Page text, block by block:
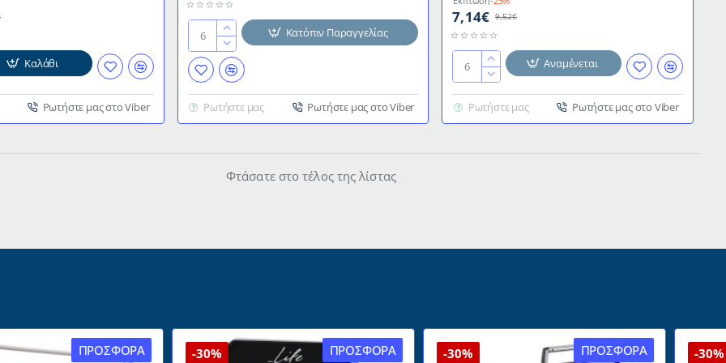
Καλάθι
Ρωτήστε μας στο Viber
Κούπα
καφέ
Deline
Stoneware
χωρητικότητας
480ml
Κατόπιν Παραγγελίας
Ρωτήστε μας Ρωτήστε μας στο Viber
7,14€ 9,52€
Κούπα
λευκή
με
παραδοσιακό
Αναμένεται
Ρωτήστε μας Ρωτήστε μας στο Viber
Φτάσατε στο τέλος της λίστας
ΠΡΟΣΦΟΡΆ ΠΡΟΣΦΟΡΆ
-30% ΠΡΟΣΦΟΡΆ
-30% -30%